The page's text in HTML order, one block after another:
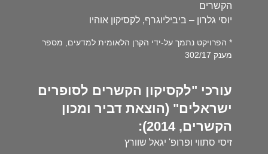
הקשרים
יוסי גלרון – ביביליוגרף, לקסיקון אוהיו
* הפרויקט נתמך על-ידי הקרן הלאומית למדעים, מספר
מענק 302/17
עורכי "לקסיקון הקשרים לסופרים
ישראלים" (הוצאת דביר ומכון
הקשרים, 2014):
זיסי סתווי ופרופ' יגאל שוורץ